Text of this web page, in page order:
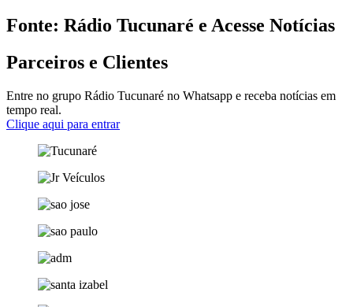
Fonte: Rádio Tucunaré e Acesse Notícias
Parceiros e Clientes
Entre no grupo Rádio Tucunaré no Whatsapp e receba notícias em
tempo real.
Clique aqui para entrar